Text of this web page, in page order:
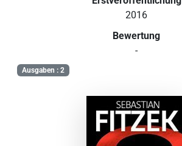
2016
Bewertung
-
Ausgaben : 2